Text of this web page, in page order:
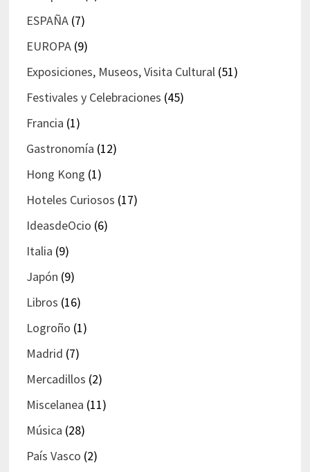
ESPAÑA(7)
EUROPA(9)
Exposiciones, Museos, Visita Cultural(51)
Festivales y Celebraciones (45)
Francia (1)
Gastronomía (12)
Hong Kong (1)
Hoteles Curiosos (17)
IdeasdeOcio (6)
Italia (9)
Japón (9)
Libros (16)
Logroño (1)
Madrid (7)
Mercadillos (2)
Miscelanea (11)
Música (28)
País Vasco (2)